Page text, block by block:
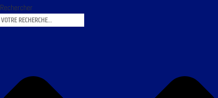
Rechercher